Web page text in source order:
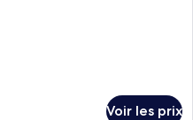
Voir les prix